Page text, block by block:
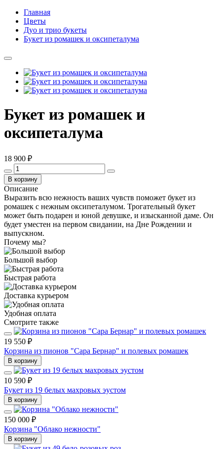
Главная
Цветы
Дуо и трио букеты
Букет из ромашек и оксипеталума
Букет из ромашек и
оксипеталума
18 900 ₽
В корзину
Описание
Выразить всю нежность ваших чувств поможет букет из
ромашек с нежным оксипеталумом. Трогательный букет
может быть подарен и юной девушке, и изысканной даме. Он
будет уместен на первом свидании, на Дне Рождении и
выпускном.
Почему мы?
Большой выбор
Быстрая работа
Доставка курьером
Удобная оплата
Смотрите также
19 550 ₽
Корзина из пионов "Сара Бернар" и полевых ромашек
В корзину
10 590 ₽
Букет из 19 белых махровых эустом
В корзину
150 000 ₽
Корзина "Облако нежности"
В корзину